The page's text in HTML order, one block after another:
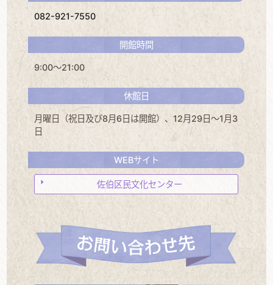
082-921-7550
開館時間
9:00～21:00
休館日
月曜日（祝日及び8月6日は開館）、12月29日～1月3
日
WEBサイト
佐伯区民文化センター